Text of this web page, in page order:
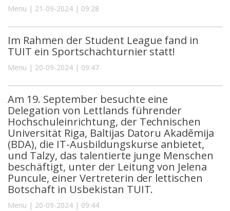
Menu | 21-09-2024 | 09:28
Im Rahmen der Student League fand in
TUIT ein Sportschachturnier statt!
Menu | 20-09-2024 | 09:47
Am 19. September besuchte eine
Delegation von Lettlands führender
Hochschuleinrichtung, der Technischen
Universität Riga, Baltijas Datoru Akadēmija
(BDA), die IT-Ausbildungskurse anbietet,
und Talzy, das talentierte junge Menschen
beschäftigt, unter der Leitung von Jelena
Puncule, einer Vertreterin der lettischen
Botschaft in Usbekistan TUIT.
Menu | 20-09-2024 | 09:44